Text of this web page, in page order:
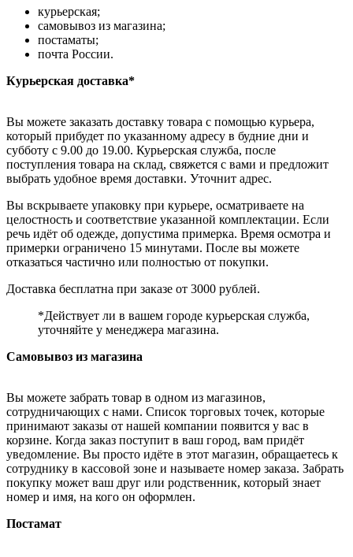
курьерская;
самовывоз из магазина;
постаматы;
почта России.
Курьерская доставка*
Вы можете заказать доставку товара с помощью курьера,
который прибудет по указанному адресу в будние дни и
субботу с 9.00 до 19.00. Курьерская служба, после
поступления товара на склад, свяжется с вами и предложит
выбрать удобное время доставки. Уточнит адрес.
Вы вскрываете упаковку при курьере, осматриваете на
целостность и соответствие указанной комплектации. Если
речь идёт об одежде, допустима примерка. Время осмотра и
примерки ограничено 15 минутами. После вы можете
отказаться частично или полностью от покупки.
Доставка бесплатна при заказе от 3000 рублей.
*Действует ли в вашем городе курьерская служба,
уточняйте у менеджера магазина.
Самовывоз из магазина
Вы можете забрать товар в одном из магазинов,
сотрудничающих с нами. Список торговых точек, которые
принимают заказы от нашей компании появится у вас в
корзине. Когда заказ поступит в ваш город, вам придёт
уведомление. Вы просто идёте в этот магазин, обращаетесь к
сотруднику в кассовой зоне и называете номер заказа. Забрать
покупку может ваш друг или родственник, который знает
номер и имя, на кого он оформлен.
Постамат